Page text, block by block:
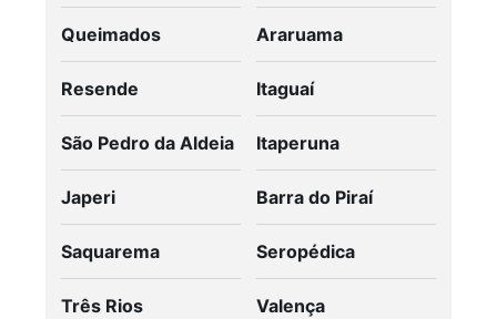
Queimados Araruama
Resende Itaguaí
São Pedro da Aldeia Itaperuna
Japeri Barra do Piraí
Saquarema Seropédica
Três Rios Valença